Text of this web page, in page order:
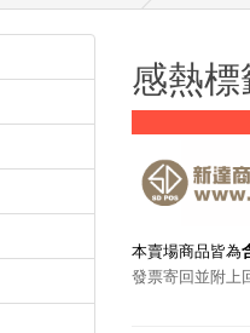
感熱
本賣場商品皆為
發票寄回並附上